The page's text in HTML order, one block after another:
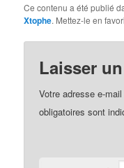
Ce contenu a été publié
Xtophe. Mettez-le en
Laisser
Votre adresse e-
obligatoires sont